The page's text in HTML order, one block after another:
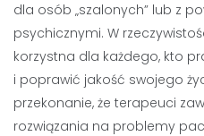
dla osób „szalonych” lub z
psychicznymi. W
korzystna dla każdego, kto
i poprawić jakość swojego
przekonanie, że terapeuci
rozwiązania na problemy